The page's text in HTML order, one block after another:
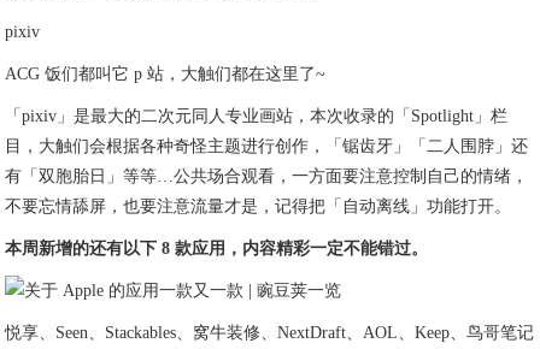
pixiv
ACG 饭们都叫它 p 站，大触们都在这里了~
「pixiv」是最大的二次元同人专业画站，本次收录的「Spotlight」栏
目，大触们会根据各种奇怪主题进行创作，「锯齿牙」「二人围脖」还
有「双胞胎日」等等…公共场合观看，一方面要注意控制自己的情绪，
不要忘情舔屏，也要注意流量才是，记得把「自动离线」功能打开。
本周新增的还有以下 8 款应用，内容精彩一定不能错过。
悦享、Seen、Stackables、窝牛装修、NextDraft、AOL、Keep、鸟哥笔记